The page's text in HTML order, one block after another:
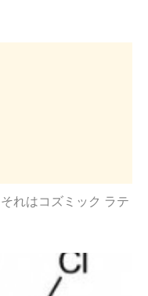
れはコズミック ラテ